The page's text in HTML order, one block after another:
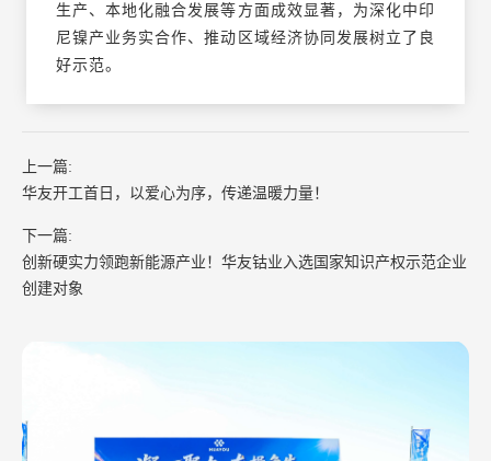
生产、本地化融合发展等方面成效显著，为深化中印
尼镍产业务实合作、推动区域经济协同发展树立了良
好示范。
上一篇:
华友开工首日，以爱心为序，传递温暖力量！
下一篇:
创新硬实力领跑新能源产业！华友钴业入选国家知识产权示范企业
创建对象